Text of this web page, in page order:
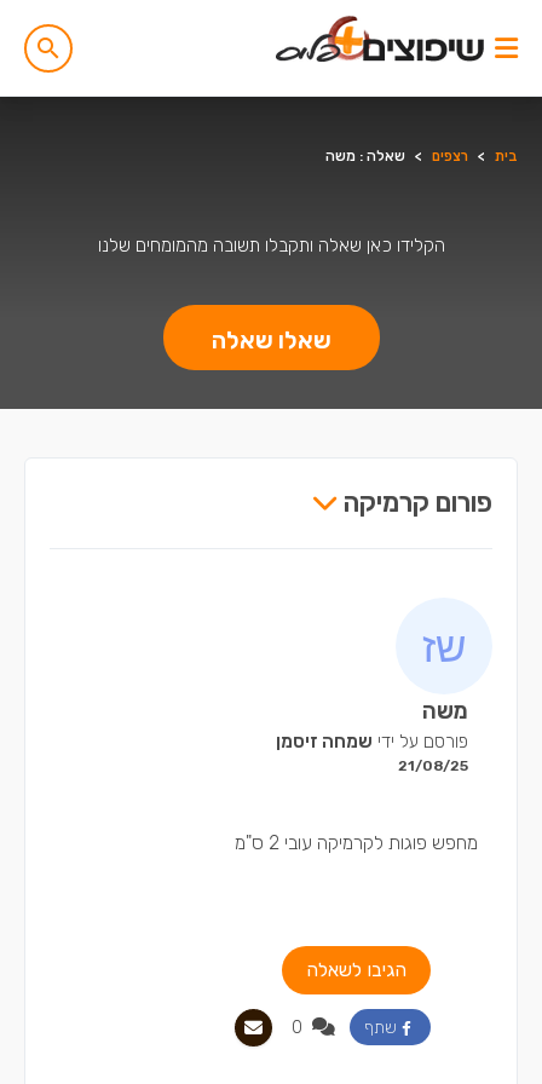
בית > רצפים > שאלה : משה
הקלידו כאן שאלה ותקבלו תשובה מהמומחים שלנו
שאלו שאלה
פורום קרמיקה
משה
פורסם על ידי שמחה זיסמן
21/08/25
מחפש פוגות לקרמיקה עובי 2 ס"מ
הגיבו לשאלה
שתף